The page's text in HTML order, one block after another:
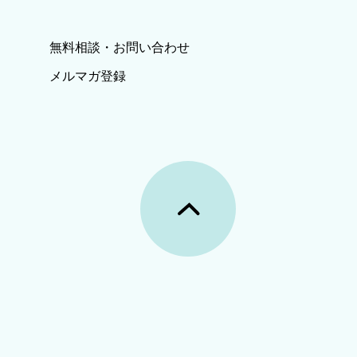
無料相談・お問い合わせ
メルマガ登録